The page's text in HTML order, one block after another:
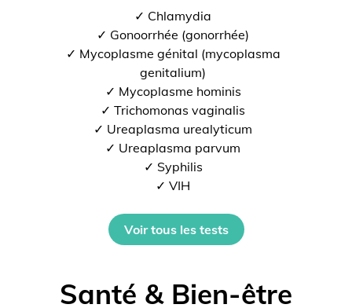
✓ Chlamydia
✓ Gonoorrhée (gonorrhée)
✓ Mycoplasme génital (mycoplasma
genitalium)
✓ Mycoplasme hominis
✓ Trichomonas vaginalis
✓ Ureaplasma urealyticum
✓ Ureaplasma parvum
✓ Syphilis
✓ VIH
Voir tous les tests
Santé & Bien-être